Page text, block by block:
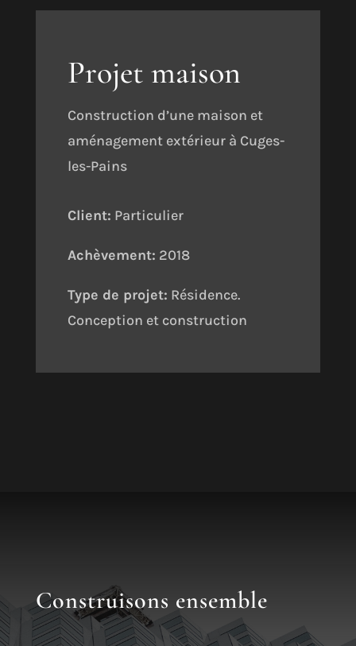
Projet maison
Construction d’une maison et
aménagement extérieur à Cuges-
les-Pains
Client: Particulier
Achèvement: 2018
Type de projet: Résidence.
Conception et construction
Construisons ensemble